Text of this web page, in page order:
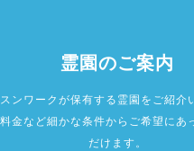
霊園のご案内
ンワークが保有する霊園をご紹介
金など細かな条件からご希望にあ
だけます。